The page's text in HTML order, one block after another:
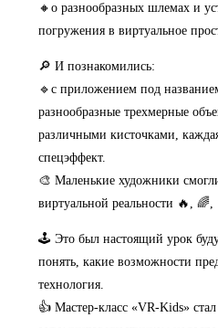
🔸о разнообразных шлемах и
погружения в виртуальное
🔎 И познакомились:
🔹с приложением под
разнообразные трехмерные
различными кисточками,
спецэффект.
🎨 Маленькие художники
виртуальной реальности 🔥,
🕹 Это был настоящий урок
понять, какие возможности
технология.
👍 Мастер-класс «VR-Kids»